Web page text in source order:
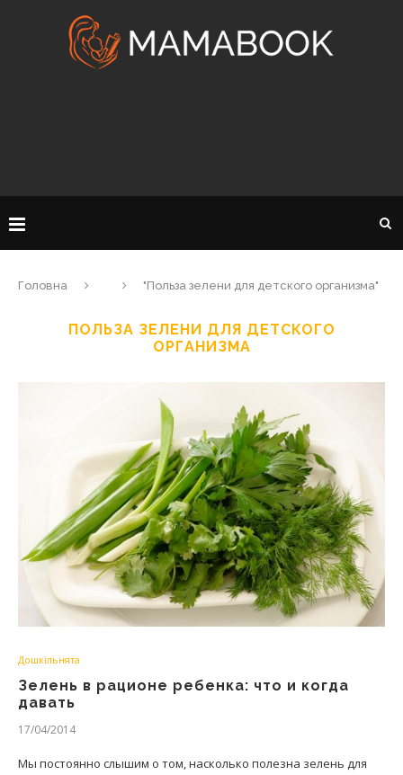
Головна "Польза зелени для детского организма"
ПОЛЬЗА ЗЕЛЕНИ ДЛЯ ДЕТСКОГО
ОРГАНИЗМА
Дошкільнята
Зелень в рационе ребенка: что и когда
давать
17/04/2014
Мы постоянно слышим о том, насколько полезна зелень для